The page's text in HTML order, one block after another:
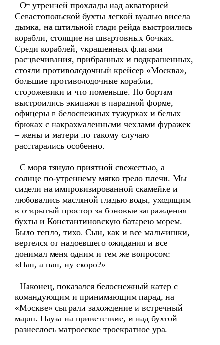
От утренней прохлады над акваторией
Севастопольской бухты легкой вуалью висела
дымка, на штильной глади рейда выстроились
корабли, стоящие на швартовных бочках.
Среди кораблей, украшенных флагами
расцвечивания, прибранных и подкрашенных,
стояли противолодочный крейсер «Москва»,
большие противолодочные корабли,
сторожевики и что поменьше. По бортам
выстроились экипажи в парадной форме,
офицеры в белоснежных тужурках и белых
брюках с накрахмаленными чехлами фуражек
– жены и матери по такому случаю
расстарались особенно.
С моря тянуло приятной свежестью, а
солнце по-утреннему мягко грело плечи. Мы
сидели на импровизированной скамейке и
любовались масляной гладью воды, уходящим
в открытый простор за боновые заграждения
бухты и Константиновскую батарею морем.
Было тепло, тихо. Сын, как и все мальчишки,
вертелся от надоевшего ожидания и все
донимал меня одним и тем же вопросом:
«Пап, а пап, ну скоро?»
Наконец, показался белоснежный катер с
командующим и принимающим парад, на
«Москве» сыграли захождение и встречный
марш. Пауза на приветствие, и над бухтой
разнеслось матросское троекратное ура.